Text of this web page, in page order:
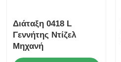
Διάταξη 0418 L
Γεννήτης Ντίζελ
Μηχανή
Ενσωματώνοντας